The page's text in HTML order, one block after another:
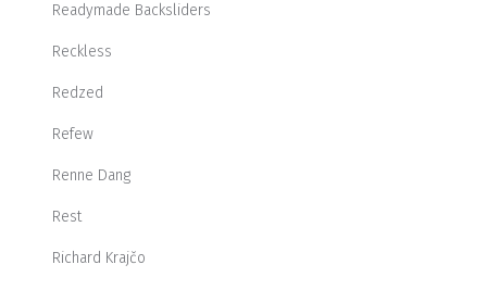
Readymade Backsliders
Reckless
Redzed
Refew
Renne Dang
Rest
Richard Krajčo